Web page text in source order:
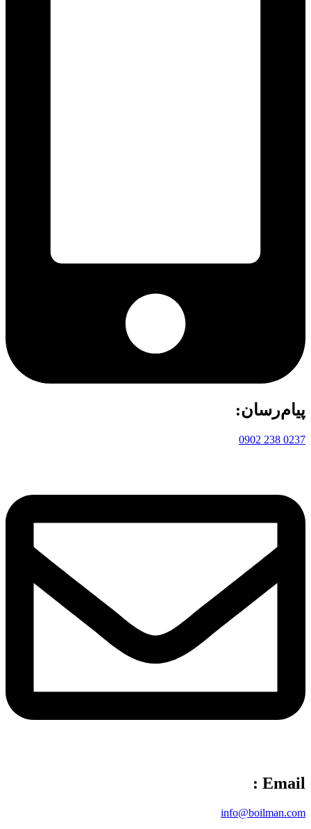
پیام‌رسان:
0237 238 0902
Email :
info@boilman.com